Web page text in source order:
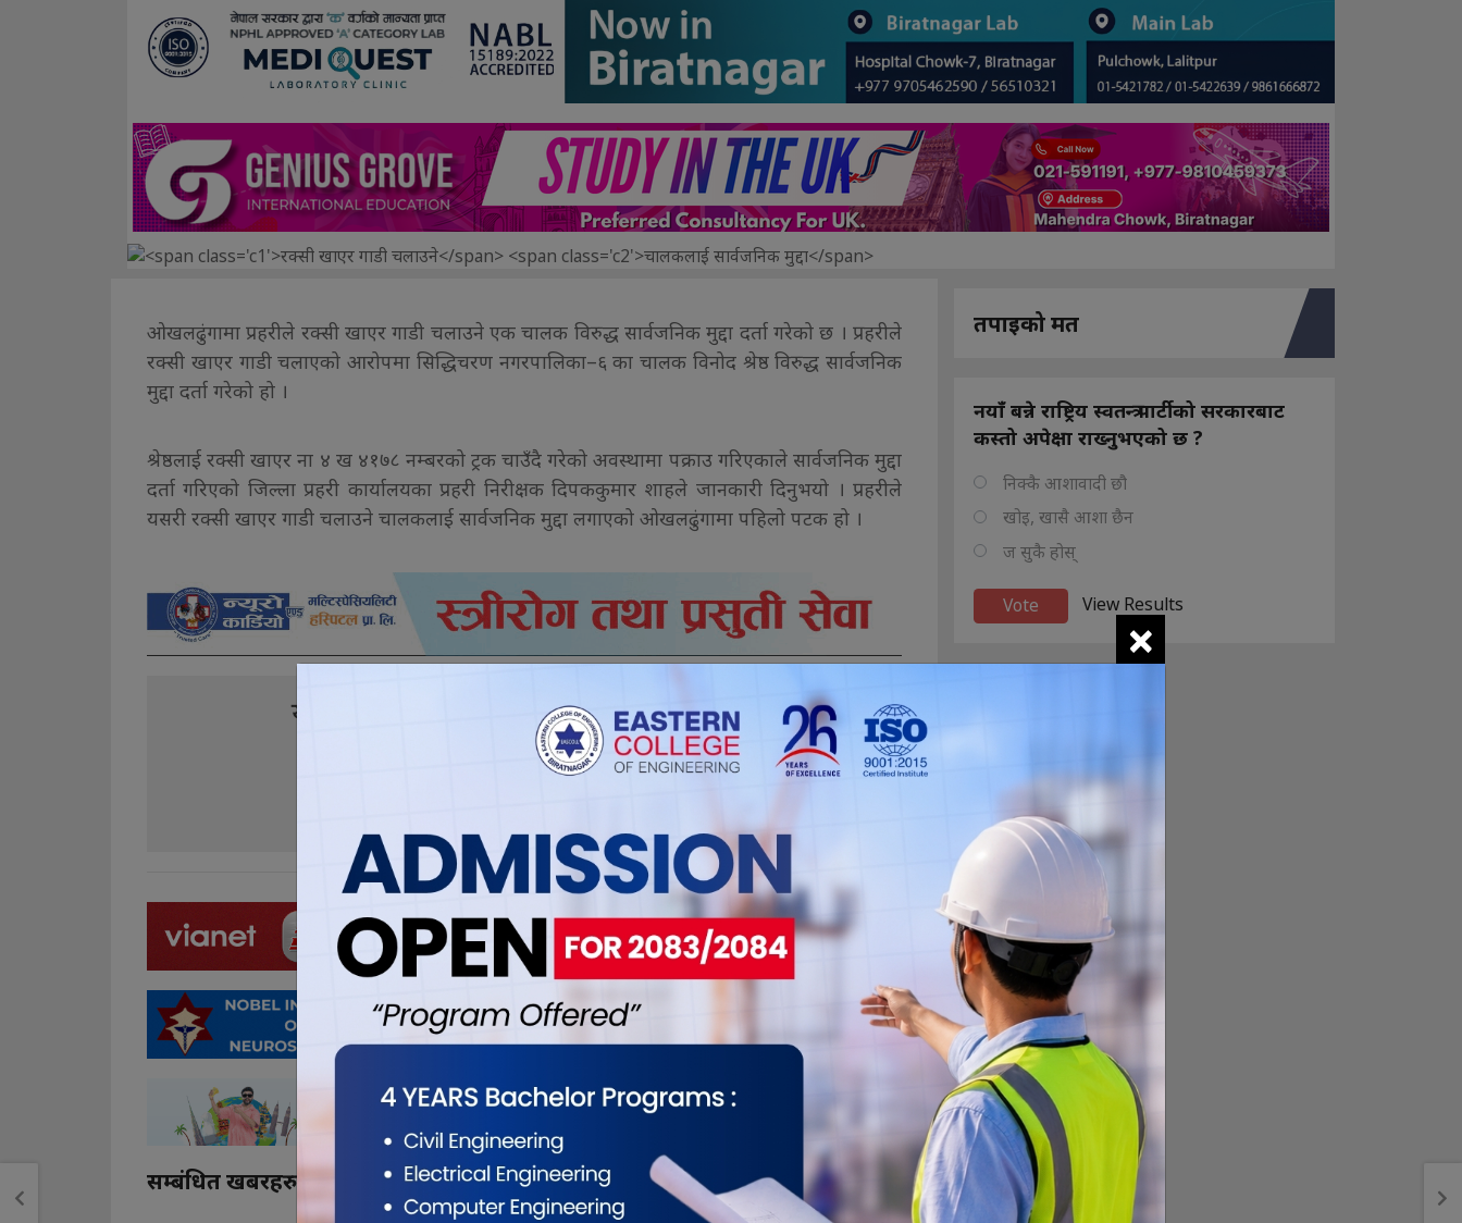
ओखलढुंगामा प्रहरीले रक्सी खाएर गाडी चलाउने एक चालक विरुद्ध सार्वजनिक मुद्दा दर्ता गरेको छ । प्रहरीले
रक्सी खाएर गाडी चलाएको आरोपमा सिद्धिचरण नगरपालिका–६ का चालक विनोद श्रेष्ठ विरुद्ध सार्वजनिक
मुद्दा दर्ता गरेको हो ।
श्रेष्ठलाई रक्सी खाएर ना ४ ख ४१७८ नम्बरको ट्रक चाउँदै गरेको अवस्थामा पक्राउ गरिएकाले सार्वजनिक मुद्दा
दर्ता गरिएको जिल्ला प्रहरी कार्यालयका प्रहरी निरीक्षक दिपककुमार शाहले जानकारी दिनुभयो । प्रहरीले
यसरी रक्सी खाएर गाडी चलाउने चालकलाई सार्वजनिक मुद्दा लगाएको ओखलढुंगामा पहिलो पटक हो ।
यो खबर पढेर तपाईलाई कस्तो महसुस भयो ?
सम्बंधित खबरहरु
तपाइको मत
नयाँ बन्ने राष्ट्रिय स्वतन्त्र पार्टीको सरकारबाट
कस्तो अपेक्षा राख्नुभएको छ ?
निक्कै आशावादी छौ
खोइ, खासै आशा छैन
ज सुकै होस्
View Results
×